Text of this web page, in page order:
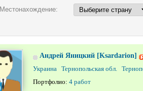
Местонахождение:
Андрей Яницкий [Ksardarion]
Украина Тернопольская обл.
Портфолио: 4 работ